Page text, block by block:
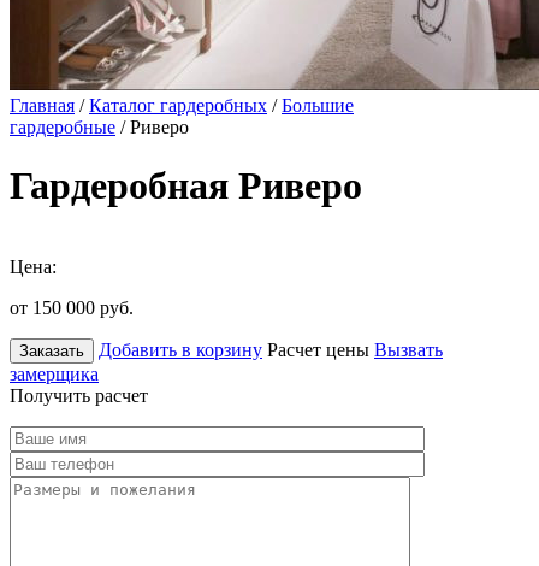
Главная /Каталог гардеробных /Большие
гардеробные / Риверо
Гардеробная Риверо
Цена:
от 150 000 руб.
Заказать Добавить в корзину Расчет цены Вызвать
замерщика
Получить расчет